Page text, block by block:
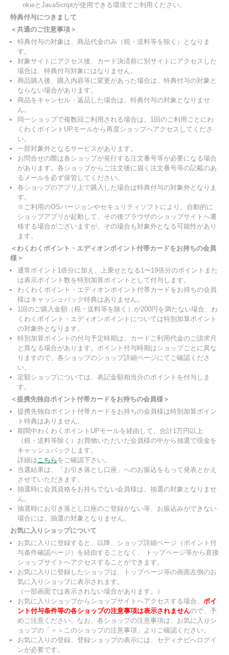
okieとJavaScriptが使用できる環境でご利用ください。
特典付与につきまして
＜共通のご注意事項＞
特典付与の対象は、商品代金のみ（税・送料等を除く）となりま
す。
対象サイトにアクセス後、カード決済前に別サイトにアクセスした
場合は、特典付与対象にはなりません。
商品購入後、購入内容等に変更があった場合は、特典付与の対象と
ならない場合があります。
商品をキャンセル・返品した場合は、特典付与の対象となりませ
ん。
同一ショップで複数回ご利用される場合は、1回のご利用ごとにわ
くわくポイントUPモールから再度ショップへアクセスしてくださ
い。
一部対象外となるサービスがあります。
お問合せの際は各ショップが発行する注文番号等が必要になる場合
があります。各ショップからご注文後に届く注文番号等の記載のあ
るメールを必ず保管してください。
各ショップのアプリ上で購入した場合は特典付与の対象外となりま
す。
※ご利用のOSバージョンやセキュリティソフトにより、自動的に
ショップアプリが起動して、その後ブラウザのショップサイトへ遷
移する場合がございますが、その場合も対象外となる可能性があり
ます。
＜わくわくポイント・エディオンポイント付帯カードをお持ちの会員
様＞
通常ポイント1倍分に加え、上乗せとなる1〜19倍分のポイントまた
は表示ポイント数を特別加算ポイントとして付与します。
わくわくポイント・エディオンポイント付帯カードをお持ちの会員
様はキャッシュバック特典はありません。
1回のご購入金額（税・送料等を除く）が200円を満たない場合、わ
くわくポイント・エディオンポイントについては特別加算ポイント
の対象外となります。
特別加算ポイントの付与予定時期は、カードご利用代金のご請求月
と異なる場合があります。ポイント付与時期はショップごとに異な
りますので、各ショップのショップ詳細ページにてご確認くださ
い。
定額ショップについては、表記金額相当分のポイントを付与しま
す。
＜提携先独自ポイント付帯カードをお持ちの会員様＞
提携先独自ポイント付帯カードをお持ちの会員様は特別加算ポイン
ト特典はありません。
期間中わくわくポイントUPモールを経由して、合計1万円以上
（税・送料等除く）お買物いただいた会員様の中から抽選で現金を
キャッシュバックします。
詳細はこちら をご確認下さい。
当選結果は、「お引き落とし口座」へのお振込をもって発表とかえ
させていただきます。
抽選時に会員資格をお持ちでない会員様は、抽選の対象となりませ
ん。
抽選時にお引き落とし口座のご登録がない等、お振込みができない
場合には、抽選の対象となりません。
お気に入りショップについて
お気に入りに登録すると、以降、ショップ詳細ページ（ポイント付
与条件確認ページ）を経由することなく、 トップページ等から直接
ショップサイトへアクセスすることができます。
お気に入りに登録したショップは、トップページ等の画面左側のお
気に入りショップに表示されます。
（一部画面では表示されない場合があります。）
お気に入りショップからショップサイトへアクセスする場合、 ポイ
ント付与条件等の各ショップの注意事項は表示されませんので、予
めご注意ください。なお、各ショップの注意事項は、お気に入りシ
ョップの「＞＞このショップの注意事項」よりご確認ください。
お気に入りの登録、登録ショップの表示には、セディナビへログイ
ンが必要です。